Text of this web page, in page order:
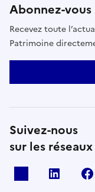
Abonnez-
Recevez toute
Patrimoine
Suivez-nous
sur les